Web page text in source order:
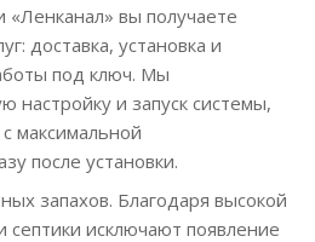
«Ленканал» вы получаете
доставка, установка и
под ключ. Мы
настройку и запуск системы,
максимальной
после установки.
запахов. Благодаря высокой
септики исключают появление